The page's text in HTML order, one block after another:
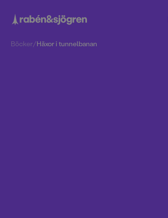
Böcker/Häxor i tunnelbanan